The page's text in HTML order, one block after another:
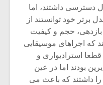
دسترسی داشتند، اما
برتر خود توانستند از
حجم و کیفیت
که اجراهای موسیقایی
قطعا استرادیواری و
بودند اما در عین
داشتند که باعث می